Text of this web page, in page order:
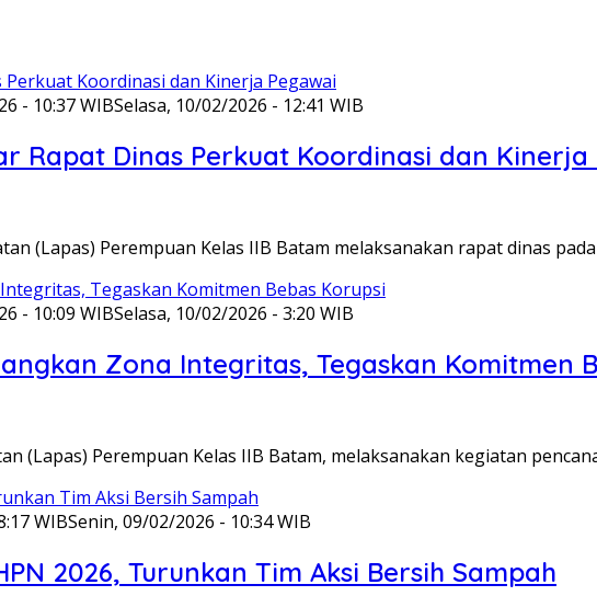
- 10:37 WIBSelasa, 10/02/2026 - 12:41 WIB
Rapat Dinas Perkuat Koordinasi dan Kinerja
(Lapas) Perempuan Kelas IIB Batam melaksanakan rapat dinas
- 10:09 WIBSelasa, 10/02/2026 - 3:20 WIB
Zona Integritas, Tegaskan Komitmen
(Lapas) Perempuan Kelas IIB Batam, melaksanakan kegiatan
WIBSenin, 09/02/2026 - 10:34 WIB
2026, Turunkan Tim Aksi Bersih Sampah